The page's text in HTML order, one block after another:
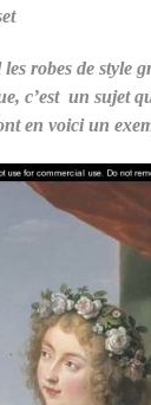
robes de style
c’est un sujet
en voici un